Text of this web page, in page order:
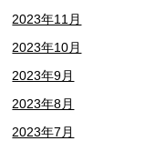
2023年11月
2023年10月
2023年9月
2023年8月
2023年7月